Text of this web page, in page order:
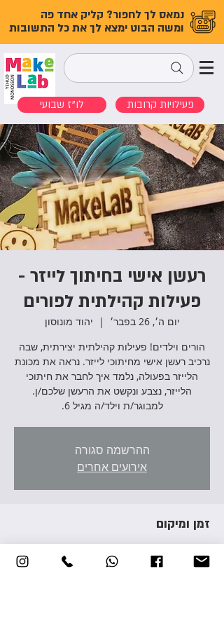
נמאס לך לחפור? קליק אחד פה
ומשה הבוט ימצא לך את כל התשובות
לו"ז שבועי פעילויות קרובות
רעשן אישי בחיתוך לייזר -
פעילות קהילתית לפורים
יום ה׳, 26 בפבר׳
  |
יהוד מונוסון
הורים וילדים! פעילות קהילתית יצירתית, שבה
נרכיב רעשן אישי מחיתוכי לייזר. נראה את מכונת
הלייזר בפעולה, נלמד איך לחבר את חיתוכי
הלייזר, נצבע ונקשט את הרעשן שלכם/ן.
למבוגר/ת וילד/ה מגיל 6.
ההרשמה סגורה
אירועים אחרים
זמן ומיקום
יהוד מונוסון, אברהם גירון 3, יהוד מונוסון, ישראל